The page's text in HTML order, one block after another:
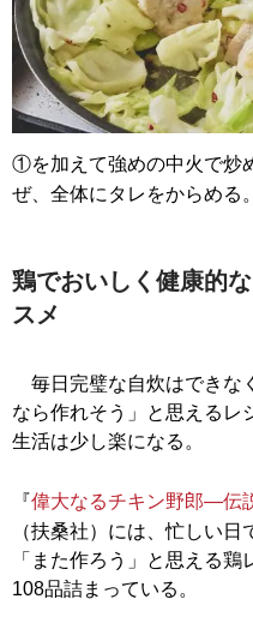
①を加えて強めの中火で炒
ぜ、全体にタレをからめる。
鶏でおいしく健康的
スメ
毎日完璧な自炊はできな
なら作れそう」と思えるレ
生活は少し楽になる。
『偉大なるチキン野郎―伝
（扶桑社）には、忙しい日
「また作ろう」と思える鶏
108品詰まっている。